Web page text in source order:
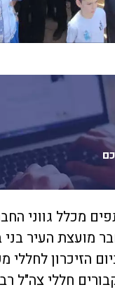
מכלל גווני
מועצת העיר
הזיכרון
חללי צה"ל